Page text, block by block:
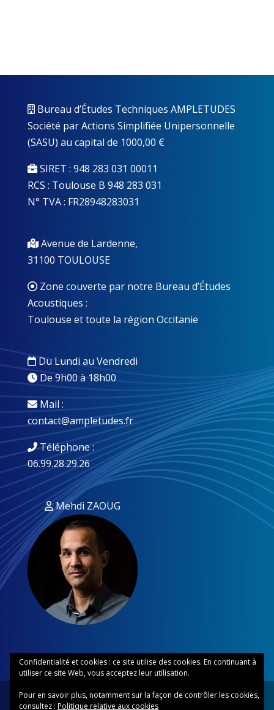
Bureau d’Études Techniques AMPLETUDES
Société par Actions Simplifiée Unipersonnelle
(SASU) au capital de 1000,00 €
SIRET : 948 283 031 00011
RCS : Toulouse B 948 283 031
N° TVA : FR28948283031
Avenue de Lardenne,
31100 TOULOUSE
Zone couverte par notre Bureau d’Études
Acoustiques :
Toulouse et toute la région Occitanie
Du Lundi au Vendredi
De 9h00 à 18h00
Mail :
contact@ampletudes.fr
Téléphone :
06.99.28.29.26
Mehdi ZAOUG
Confidentialité et cookies : ce site utilise des cookies. En continuant à
utiliser ce site Web, vous acceptez leur utilisation.
Pour en savoir plus, notamment sur la façon de contrôler les cookies,
consultez : Politique relative aux cookies